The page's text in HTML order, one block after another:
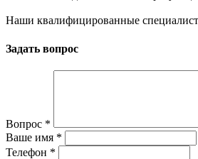
Наши квалифицированные
Задать вопрос
Вопрос *
Ваше имя *
Телефон *